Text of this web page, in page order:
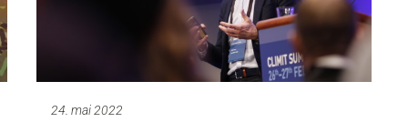
24. mai 2022